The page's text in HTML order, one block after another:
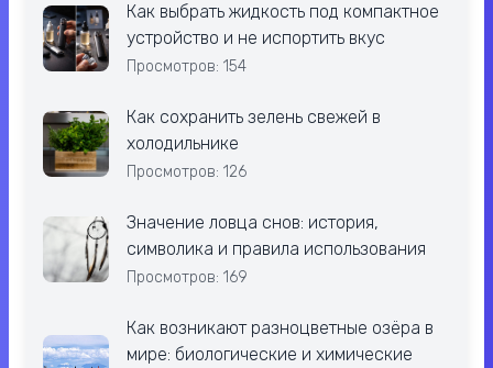
Как выбрать жидкость под компактное
устройство и не испортить вкус
Просмотров: 154
Как сохранить зелень свежей в
холодильнике
Просмотров: 126
Значение ловца снов: история,
символика и правила использования
Просмотров: 169
Как возникают разноцветные озёра в
мире: биологические и химические